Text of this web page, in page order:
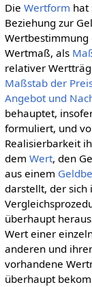
Die Wertform hat
Beziehung zur
Wertbestimmung
Wertmaß, als
relativer
Maßstab der
Angebot und
behauptet,
formuliert, und
Realisierbarkeit
dem Wert, den
aus einem
darstellt, der sich
überhaupt
Wert einer
anderen und
vorhandene
überhaupt